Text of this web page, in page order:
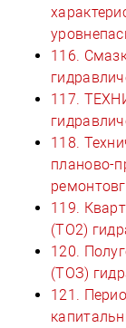
116.
117.
118.
планово-
119.
(ТО2)
120.
(ТОЗ)
121.